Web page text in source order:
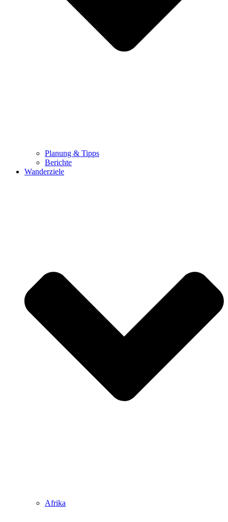
Planung & Tipps
Berichte
Wanderziele
Afrika